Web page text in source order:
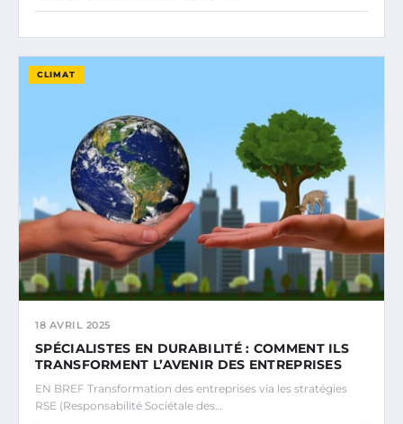
CLIMAT
18 AVRIL 2025
SPÉCIALISTES EN DURABILITÉ : COMMENT ILS
TRANSFORMENT L’AVENIR DES ENTREPRISES
EN BREF Transformation des entreprises via les stratégies
RSE (Responsabilité Sociétale des…